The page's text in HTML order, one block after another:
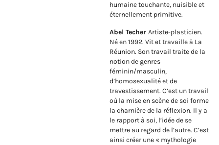
humaine touchante, nuisible et
éternellement primitive.
Abel Techer Artiste-plasticien.
Né en 1992. Vit et travaille à La
Réunion. Son travail traite de la
notion de genres
féminin/masculin,
d’homosexualité et de
travestissement. C’est un travail
où la mise en scène de soi forme
la charnière de la réflexion. Il y a
le rapport à soi, l’idée de se
mettre au regard de l’autre. C’est
ainsi créer une « mythologie